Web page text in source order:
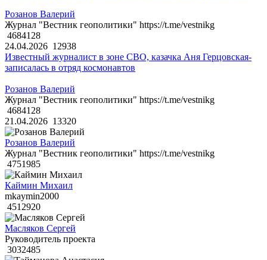
Розанов Валерий
Журнал "Вестник геополитики" https://t.me/vestnikg
4684128
24.04.2026 12938
Известный журналист в зоне СВО, казачка Аня Герцовская-
записалась в отряд космонавтов
Розанов Валерий
Журнал "Вестник геополитики" https://t.me/vestnikg
4684128
21.04.2026 13320
Розанов Валерий
Журнал "Вестник геополитики" https://t.me/vestnikg
4751985
Каймин Михаил
mkaymin2000
4512920
Масляков Сергей
Руководитель проекта
3032485